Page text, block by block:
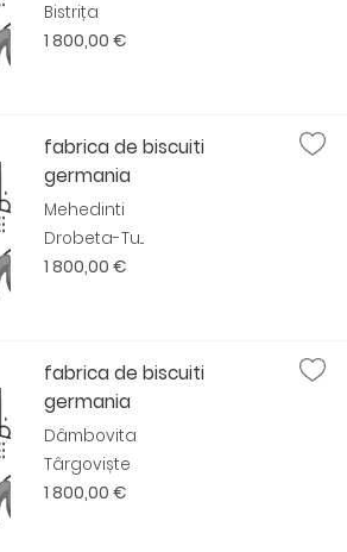
Bistrița
1 800,00 €
fabrica de biscuiti
germania
Mehedinti
Drobeta-Tu...
1 800,00 €
fabrica de biscuiti
germania
Dâmbovita
Târgoviște
1 800,00 €